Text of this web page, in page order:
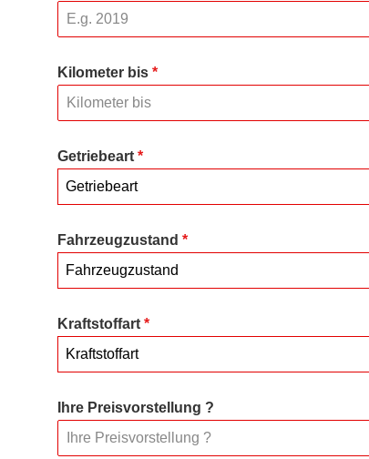
Kilometer bis *
Getriebeart *
Getriebeart
Fahrzeugzustand *
Fahrzeugzustand
Kraftstoffart *
Kraftstoffart
Ihre Preisvorstellung ?